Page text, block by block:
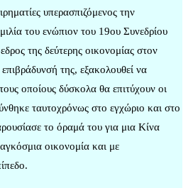
υπερασπιζόμενος την
του ενώπιον του 19ου Συνεδρίου
της δεύτερης οικονομίας στον
της, εξακολουθεί να
οποίους δύσκολα θα επιτύχουν οι
ταυτοχρόνως στο εγχώριο και στο
το όραμά του για μια Κίνα
οικονομία και με